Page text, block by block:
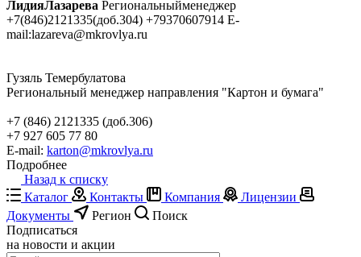
ЛидияЛазарева Региональныйменеджер
+7(846)2121335(доб.304) +79370607914 E-
mail:lazareva@mkrovlya.ru
Гузяль Темербулатова
Региональный менеджер направления "Картон и бумага"
+7 (846) 2121335 (доб.306)
+7 927 605 77 80
E-mail: karton@mkrovlya.ru
Подробнее
Назад к списку
Каталог
Контакты Компания
Лицензии
Документы
Регион
Поиск
Подписаться
на новости и акции